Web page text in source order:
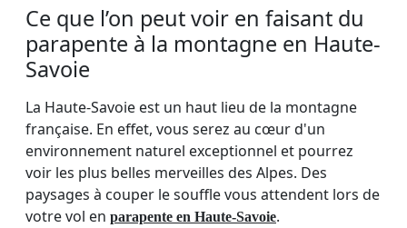
Ce que l’on peut voir en faisant du
parapente à la montagne en Haute-
Savoie
La Haute-Savoie est un haut lieu de la montagne
française. En effet, vous serez au cœur d'un
environnement naturel exceptionnel et pourrez
voir les plus belles merveilles des Alpes. Des
paysages à couper le souffle vous attendent lors de
votre vol en parapente en Haute-Savoie.